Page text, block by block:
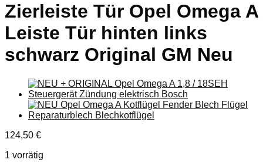
Zierleiste Tür Opel Omega A
Leiste Tür hinten links
schwarz Original GM Neu
124,50 €
1 vorrätig